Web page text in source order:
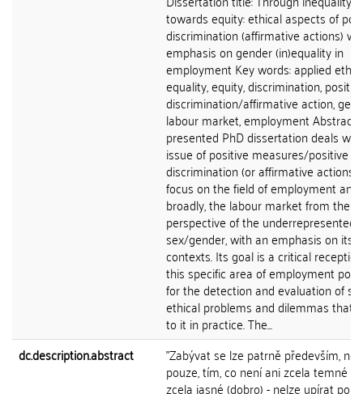
towards equity: ethical aspects of
discrimination (affirmative actions)
emphasis on gender (in)equality in
employment Key words: applied
equality, equity, discrimination,
discrimination/affirmative action,
labour market, employment Abstract
presented PhD dissertation deals
issue of positive measures/positive
discrimination (or affirmative actions)
focus on the field of employment
broadly, the labour market from the
perspective of the underrepresented
sex/gender, with an emphasis on its
contexts. Its goal is a critical
this specific area of employment
for the detection and evaluation of
ethical problems and dilemmas that
to it in practice. The...
dc.description.abstract
"Zabývat se lze patrně především,
pouze, tím, co není ani zcela temné
zcela jasné (dobro) - nelze upírat